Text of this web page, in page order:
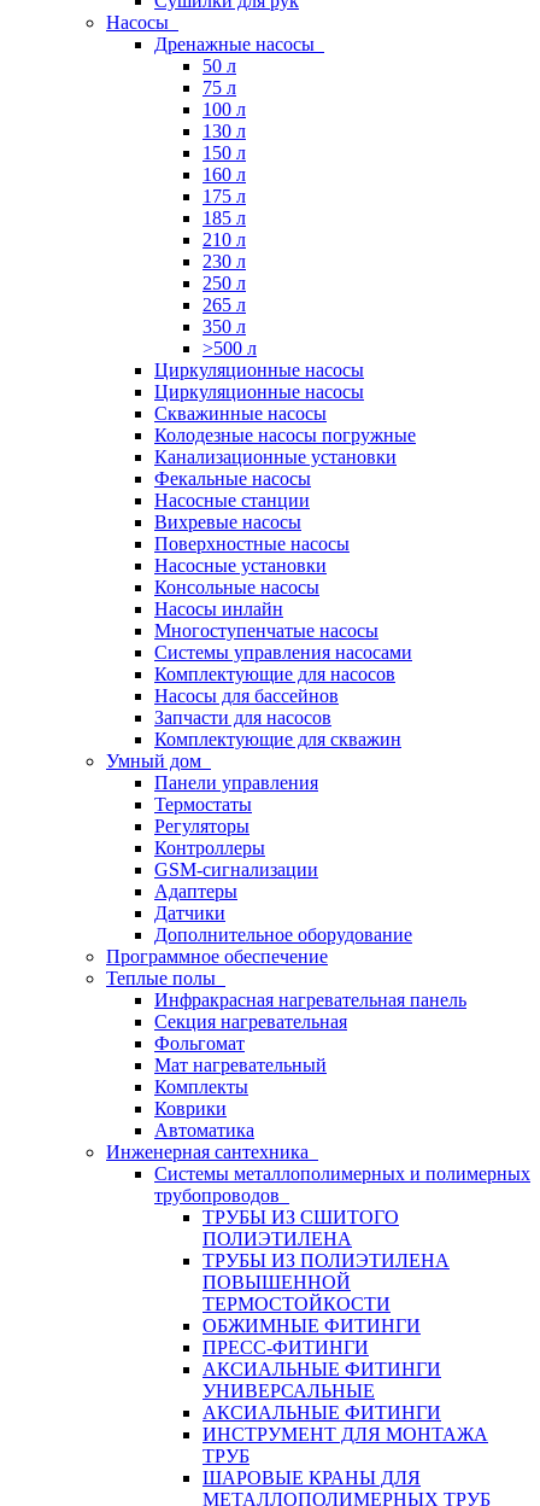
Насосы
Дренажные насосы
50 л
75 л
100 л
130 л
150 л
160 л
175 л
185 л
210 л
230 л
250 л
265 л
350 л
>500 л
Циркуляционные насосы
Циркуляционные насосы
Скважинные насосы
Колодезные насосы погружные
Канализационные установки
Фекальные насосы
Насосные станции
Вихревые насосы
Поверхностные насосы
Насосные установки
Консольные насосы
Насосы инлайн
Многоступенчатые насосы
Системы управления насосами
Комплектующие для насосов
Насосы для бассейнов
Запчасти для насосов
Комплектующие для скважин
Умный дом
Панели управления
Термостаты
Регуляторы
Контроллеры
GSM-сигнализации
Адаптеры
Датчики
Дополнительное оборудование
Программное обеспечение
Теплые полы
Инфракрасная нагревательная панель
Секция нагревательная
Фольгомат
Мат нагревательный
Комплекты
Коврики
Автоматика
Инженерная сантехника
Системы металлополимерных и полимерных
трубопроводов
ТРУБЫ ИЗ СШИТОГО
ПОЛИЭТИЛЕНА
ТРУБЫ ИЗ ПОЛИЭТИЛЕНА
ПОВЫШЕННОЙ
ТЕРМОСТОЙКОСТИ
ОБЖИМНЫЕ ФИТИНГИ
ПРЕСС-ФИТИНГИ
АКСИАЛЬНЫЕ ФИТИНГИ
УНИВЕРСАЛЬНЫЕ
АКСИАЛЬНЫЕ ФИТИНГИ
ИНСТРУМЕНТ ДЛЯ МОНТАЖА
ТРУБ
ШАРОВЫЕ КРАНЫ ДЛЯ
МЕТАЛЛОПОЛИМЕРНЫХ ТРУБ